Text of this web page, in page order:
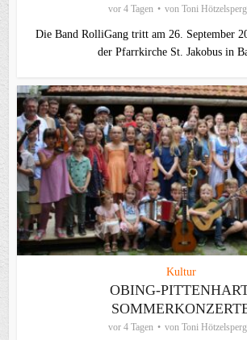
vor 4 Tagen von Toni
Die Band RolliGang tritt am 26. September
der Pfarrkirche St. Jakobus in
Kultur
OBING-
vor 4 Tagen von Toni